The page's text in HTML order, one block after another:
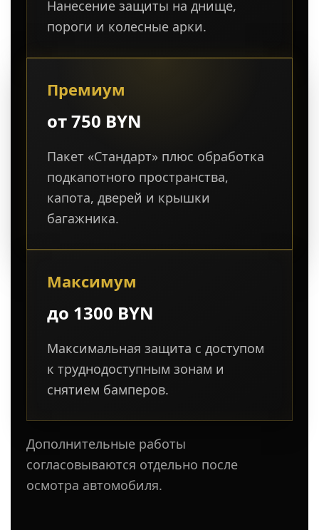
Нанесение защиты на днище,
пороги и колесные арки.
Премиум
от 750 BYN
Пакет «Стандарт» плюс обработка
подкапотного пространства,
капота, дверей и крышки
багажника.
Максимум
до 1300 BYN
Максимальная защита с доступом
к труднодоступным зонам и
снятием бамперов.
Дополнительные работы
согласовываются отдельно после
осмотра автомобиля.